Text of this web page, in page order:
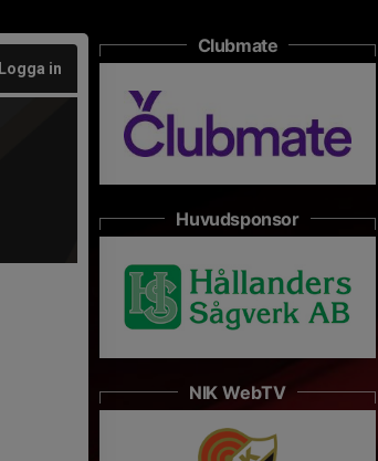
Logga in
Clubmate
Huvudsponsor
NIK WebTV